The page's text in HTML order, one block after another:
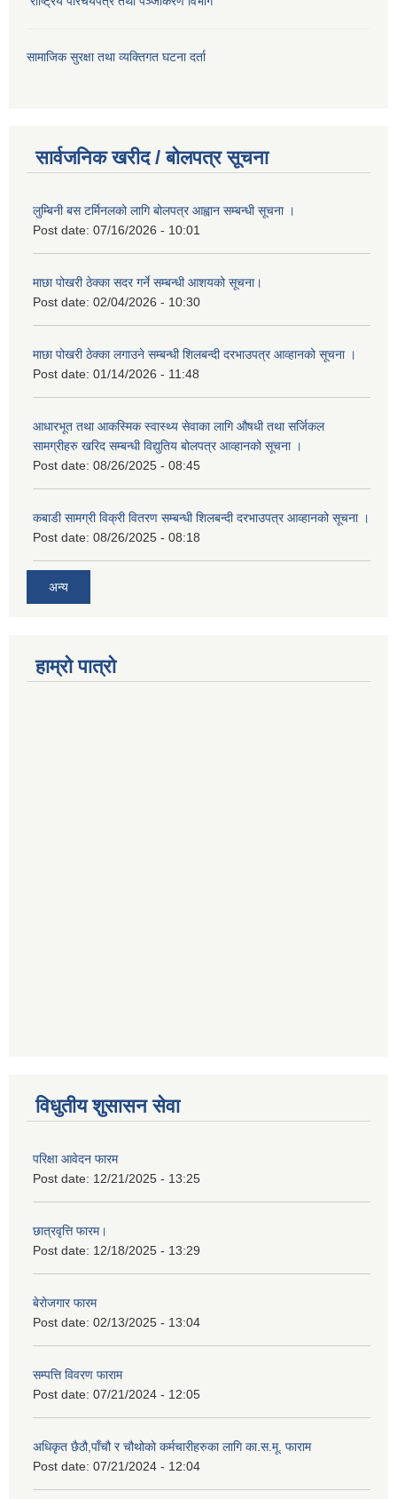
सामाजिक सुरक्षा तथा व्यक्तिगत घटना दर्ता
सार्वजनिक खरीद / बोलपत्र सूचना
लुम्बिनी बस टर्मिनलको लागि बोलपत्र आह्वान सम्बन्धी सूचना ।
Post date: 07/16/2026 - 10:01
माछा पोखरी ठेक्का सदर गर्ने सम्बन्धी आशयको सूचना।
Post date: 02/04/2026 - 10:30
माछा पोखरी ठेक्का लगाउने सम्बन्धी शिलबन्दी दरभाउपत्र आव्हानको सूचना ।
Post date: 01/14/2026 - 11:48
आधारभूत तथा आकस्मिक स्वास्थ्य सेवाका लागि औषधी तथा सर्जिकल
सामग्रीहरु खरिद सम्बन्धी विद्युतिय बोलपत्र आव्हानको सूचना ।
Post date: 08/26/2025 - 08:45
कबाडी सामग्री विक्री वितरण सम्बन्धी शिलबन्दी दरभाउपत्र आव्हानको सूचना ।
Post date: 08/26/2025 - 08:18
अन्य
हाम्रो पात्रो
विधुतीय शुसासन सेवा
परिक्षा आवेदन फारम
Post date: 12/21/2025 - 13:25
छात्रवृत्ति फारम।
Post date: 12/18/2025 - 13:29
बेरोजगार फारम
Post date: 02/13/2025 - 13:04
सम्पत्ति विवरण फाराम
Post date: 07/21/2024 - 12:05
अधिकृत छैठौ,पाँचौ र चौथोको कर्मचारीहरुका लागि का.स.मू. फाराम
Post date: 07/21/2024 - 12:04